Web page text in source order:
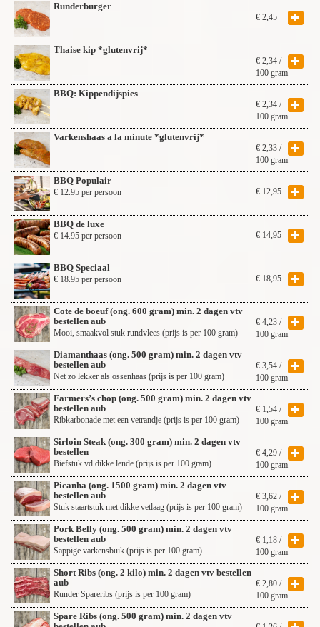
€ 2,45
Runderburger
€ 2,34 /
100 gram
Thaise kip *glutenvrij*
€ 2,34 /
100 gram
BBQ: Kippendijspies
€ 2,33 /
100 gram
Varkenshaas a la minute *glutenvrij*
€ 12,95
BBQ Populair
€ 12.95 per persoon
€ 14,95
BBQ de luxe
€ 14.95 per persoon
€ 18,95
BBQ Speciaal
€ 18.95 per persoon
€ 4,23 /
100 gram
Cote de boeuf (ong. 600 gram) min. 2 dagen vtv
bestellen aub
Mooi, smaakvol stuk rundvlees (prijs is per 100 gram)
€ 3,54 /
100 gram
Diamanthaas (ong. 500 gram) min. 2 dagen vtv
bestellen aub
Net zo lekker als ossenhaas (prijs is per 100 gram)
€ 1,54 /
100 gram
Farmers’s chop (ong. 500 gram) min. 2 dagen vtv
bestellen aub
Ribkarbonade met een vetrandje (prijs is per 100 gram)
€ 4,29 /
100 gram
Sirloin Steak (ong. 300 gram) min. 2 dagen vtv
bestellen
Biefstuk vd dikke lende (prijs is per 100 gram)
€ 3,62 /
100 gram
Picanha (ong. 1500 gram) min. 2 dagen vtv
bestellen aub
Stuk staartstuk met dikke vetlaag (prijs is per 100 gram)
€ 1,18 /
100 gram
Pork Belly (ong. 500 gram) min. 2 dagen vtv
bestellen aub
Sappige varkensbuik (prijs is per 100 gram)
€ 2,80 /
100 gram
Short Ribs (ong. 2 kilo) min. 2 dagen vtv bestellen
aub
Runder Spareribs (prijs is per 100 gram)
Spare Ribs (ong. 500 gram) min. 2 dagen vtv